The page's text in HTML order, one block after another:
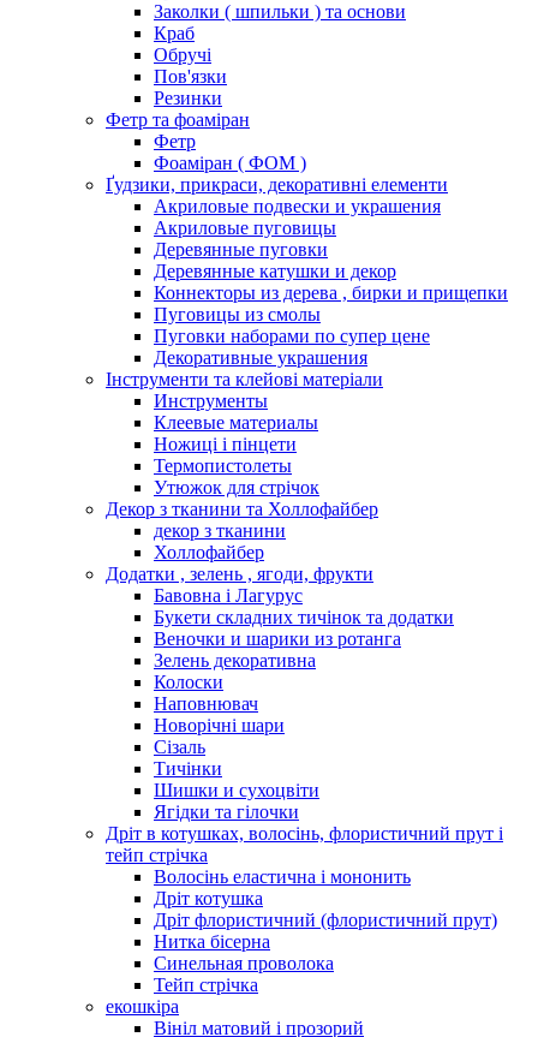
Заколки ( шпильки ) та основи
Краб
Обручі
Пов'язки
Резинки
Фетр та фоаміран
Фетр
Фоаміран ( ФОМ )
Ґудзики, прикраси, декоративні елементи
Акриловые подвески и украшения
Акриловые пуговицы
Деревянные пуговки
Деревянные катушки и декор
Коннекторы из дерева , бирки и прищепки
Пуговицы из смолы
Пуговки наборами по супер цене
Декоративные украшения
Інструменти та клейові матеріали
Инструменты
Клеевые материалы
Ножиці і пінцети
Термопистолеты
Утюжок для стрічок
Декор з тканини та Холлофайбер
декор з тканини
Холлофайбер
Додатки , зелень , ягоди, фрукти
Бавовна і Лагурус
Букети складних тичінок та додатки
Веночки и шарики из ротанга
Зелень декоративна
Колоски
Наповнювач
Новорічні шари
Сізаль
Тичінки
Шишки и сухоцвіти
Ягідки та гілочки
Дріт в котушках, волосінь, флористичний прут і
тейп стрічка
Волосінь еластична і мононить
Дріт котушка
Дріт флористичний (флористичний прут)
Нитка бісерна
Синельная проволока
Тейп стрічка
екошкіра
Вініл матовий і прозорий